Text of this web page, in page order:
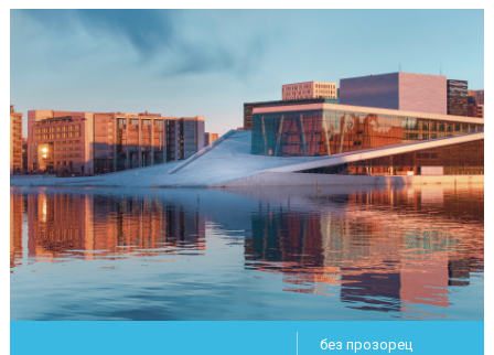
без прозорец